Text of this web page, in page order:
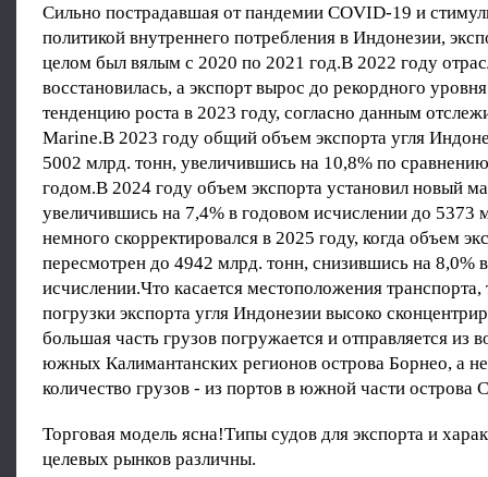
Сильно пострадавшая от пандемии COVID-19 и
политикой внутреннего потребления в Индонезии,
целом был вялым с 2020 по 2021 год.В 2022 году
восстановилась, а экспорт вырос до рекордного
тенденцию роста в 2023 году, согласно данным
Marine.В 2023 году общий объем экспорта угля
5002 млрд. тонн, увеличившись на 10,8% по
годом.В 2024 году объем экспорта установил новый
увеличившись на 7,4% в годовом исчислении до 5373
немного скорректировался в 2025 году, когда объем
пересмотрен до 4942 млрд. тонн, снизившись на 8,0%
исчислении.Что касается местоположения транспорта,
погрузки экспорта угля Индонезии высоко
большая часть грузов погружается и отправляется из
южных Калимантанских регионов острова Борнео, а
количество грузов - из портов в южной части острова
Торговая модель ясна!Типы судов для экспорта и
целевых рынков различны.